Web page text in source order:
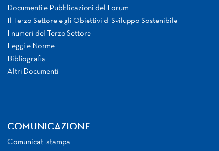
Documenti e Pubblicazioni del Forum
Il Terzo Settore e gli Obiettivi di Sviluppo Sostenibile
I numeri del Terzo Settore
Leggi e Norme
Bibliografia
Altri Documenti
COMUNICAZIONE
Comunicati stampa